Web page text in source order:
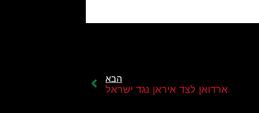
הבא
ארדואן לצד איראן נגד ישראל